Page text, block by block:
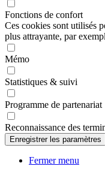
Fonctions de confort
Ces cookies sont utilisés
plus attrayante, par
Mémo
Statistiques & suivi
Programme de partenariat
Reconnaissance des
Fermer menu